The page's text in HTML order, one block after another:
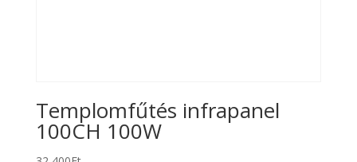
Templomfűtés infrapanel
100CH 100W